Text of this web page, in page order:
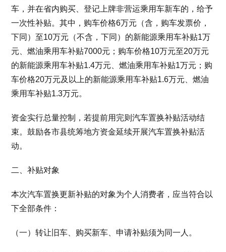
车，并在省内购买、登记上牌非营运乘用车新车的，给予
一次性补贴。其中，购车价格6万元（含，购车发票价，
下同）至10万元（不含，下同）的新能源乘用车补贴1万
元、燃油乘用车补贴7000元；购车价格10万元至20万元
的新能源乘用车补贴1.4万元、燃油乘用车补贴1万元；购
车价格20万元及以上的新能源乘用车补贴1.6万元、燃油
乘用车补贴1.3万元。
资金实行总量控制，若提前用完则汽车置换补贴活动结
束。鼓励各市县统筹地方资金延续开展汽车置换补贴活
动。
二、补贴对象
本次汽车置换更新补贴的对象为个人消费者，应当符合以
下全部条件：
（一）转让旧车、购买新车、申请补贴须为同一人。